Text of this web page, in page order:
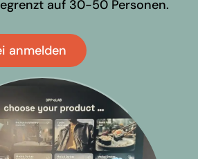
auf 30-50 Personen.
anmelden